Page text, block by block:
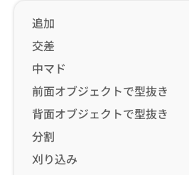
追加
交差
中マド
前面オブジェクトで型抜き
背面オブジェクトで型抜き
分割
刈り込み